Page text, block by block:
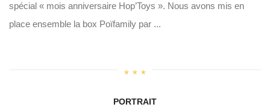
spécial « mois anniversaire Hop’Toys ». Nous avons mis en
place ensemble la box Poïfamily par ...
PORTRAIT